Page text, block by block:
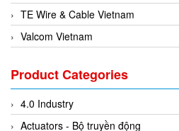
TE Wire & Cable Vietnam
Valcom Vietnam
3CTEST Vietnam
4B VietNam Vietnam
ABB Vietnam
Product Categories
4.0 Industry
Actuators - Bộ truyền động